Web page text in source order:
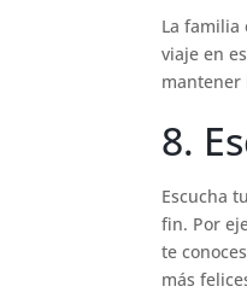
La familia
viaje en
mantener
8.
Escucha
fin. Por
te
más